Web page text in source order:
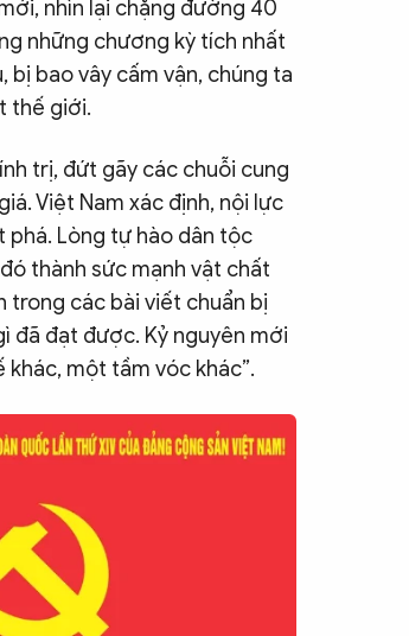
nhìn lại chặng đường 40
những chương kỳ tích nhất
bị bao vây cấm vận, chúng ta
thế giới.
trị, đứt gãy các chuỗi cung
Việt Nam xác định, nội lực
phá. Lòng tự hào dân tộc
thành sức mạnh vật chất
trong các bài viết chuẩn bị
đã đạt được. Kỷ nguyên mới
một tầm vóc khác”.